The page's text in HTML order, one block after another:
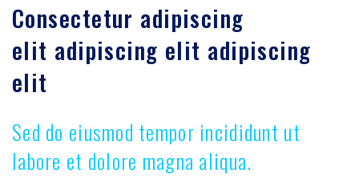
Consectetur adipiscing
elit adipiscing elit adipiscing
elit
Sed do eiusmod tempor incididunt ut
labore et dolore magna aliqua.